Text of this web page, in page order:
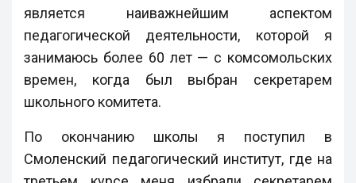
является наиважнейшим аспектом
педагогической деятельности, которой я
занимаюсь более 60 лет — с комсомольских
времен, когда был выбран секретарем
школьного комитета.
По окончанию школы я поступил в
Смоленский педагогический институт, где на